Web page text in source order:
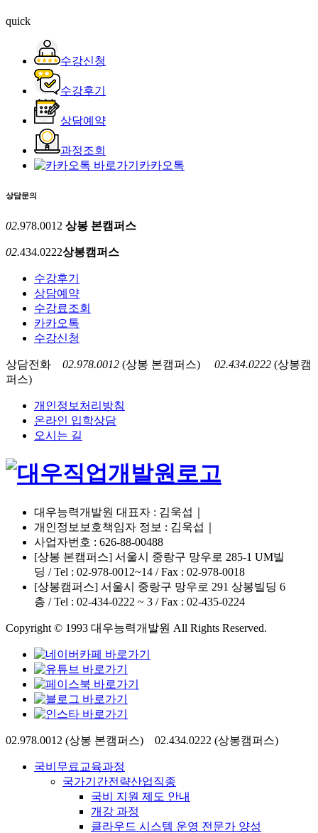
quick
수강신청
수강후기
상담예약
과정조회
카카오톡
상담문의
02.978.0012 상봉 본캠퍼스
02.434.0222상봉캠퍼스
수강후기
상담예약
수강료조회
카카오톡
수강신청
상담전화 02.978.0012 (상봉 본캠퍼스) 02.434.0222 (상봉캠
퍼스)
개인정보처리방침
온라인 입학상담
오시는 길
대우능력개발원 대표자 : 김욱섭｜
개인정보보호책임자 정보 : 김욱섭｜
사업자번호 : 626-88-00488
[상봉 본캠퍼스] 서울시 중랑구 망우로 285-1 UM빌
딩 / Tel : 02-978-0012~14 / Fax : 02-978-0018
[상봉캠퍼스] 서울시 중랑구 망우로 291 상봉빌딩 6
층 / Tel : 02-434-0222 ~ 3 / Fax : 02-435-0224
Copyright © 1993 대우능력개발원 All Rights Reserved.
Close
02.978.0012 (상봉 본캠퍼스) 02.434.0222 (상봉캠퍼스)
국비무료교육과정
국가기간전략산업직종
국비 지원 제도 안내
개강 과정
클라우드 시스템 운영 전문가 양성